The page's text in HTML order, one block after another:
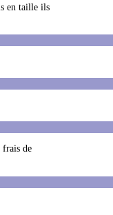
en taille ils
frais de